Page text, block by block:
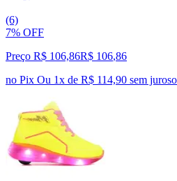
(6)
7% OFF
Preço R$ 106,86R$ 106,86
no Pix Ou 1x de R$ 114,90 sem juros